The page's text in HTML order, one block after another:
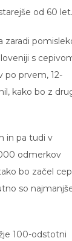
od 60 let.
zaradi
s
po prvem, 12-
kako bo z
in pa tudi v
odmerkov
bo začel
so
100-odstotni